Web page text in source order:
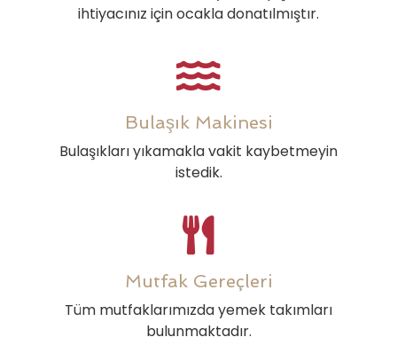
ihtiyacınız için ocakla donatılmıştır.
Bulaşık Makinesi
Bulaşıkları yıkamakla vakit kaybetmeyin
istedik.
Mutfak Gereçleri
Tüm mutfaklarımızda yemek takımları
bulunmaktadır.